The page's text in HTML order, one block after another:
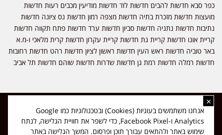
כפר סבא חדשות להבים חדשות לוד חדשות מודיעין מכבים רעות חדשות
מועצות חדשות מזכרת בתיה חדשות מצפה רמון חדשות נס ציונה חדשות
נתיבות חדשות נתניה חדשות סביון חדשות ערד חדשות פתח תקווה חדשות
קריית אונו חדשות קריית גת חדשות קריית עקרון חדשות קרית מלאכי ו-מ.א
באר טוביה חדשות ראש העין חדשות ראשון לציון חדשות רהט חדשות רחובות
חדשות רמלה חדשות רמת גן חדשות שדרות חדשות שוהם חדשות תל אביב
כל הזכויות שמורות ל-ליזה ללוצאשווילי - חדשות אפס שמונה - דיווחים בזמן
אמת, נוסד בשנת 2019 | טל' לפרסומים 054-9759222 מייל מערכת
news08.net@gmail.com
Made with ❤ byDIGITA
×
אנחנו משתמשים בעוגיות (Cookies) ובטכנולוגיות כמו Google
Analytics ו-Facebook Pixel, כדי לשפר את חוויית הגלישה, לנתח
שימוש באתר ולהתאים עבורך תוכן ופרסום. המשך הגלישה באתר